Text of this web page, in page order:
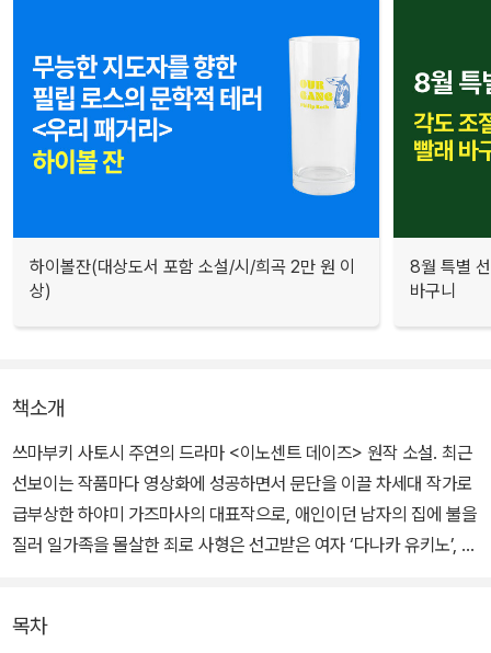
하이볼잔(대상도서 포함 소설/시/희곡 2만 원 이
상)
8월 특별
바구니
책소개
쓰마부키 사토시 주연의 드라마 <이노센트 데이즈> 원작 소설. 최근
선보이는 작품마다 영상화에 성공하면서 문단을 이끌 차세대 작가로
급부상한 하야미 가즈마사의 대표작으로, 애인이던 남자의 집에 불을
질러 일가족을 몰살한 죄로 사형은 선고받은 여자 ‘다나카 유키노’, 그
이 작품은 현지 서점 직원들이 ‘꼭 팔고 싶은 소설’이라며 자발적으로
목차